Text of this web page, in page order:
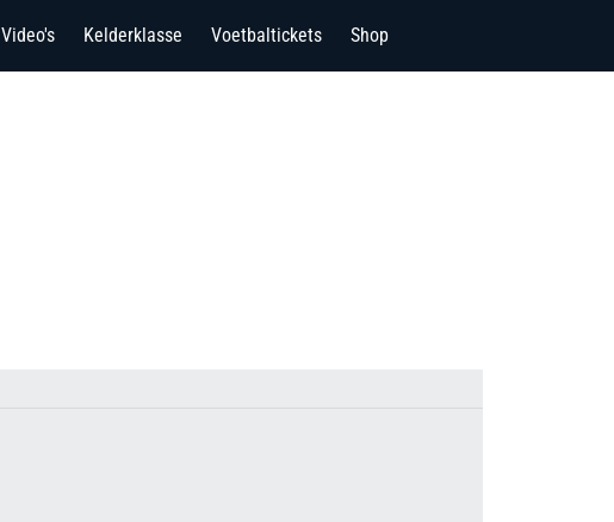
Video's Kelderklasse Voetbaltickets Shop